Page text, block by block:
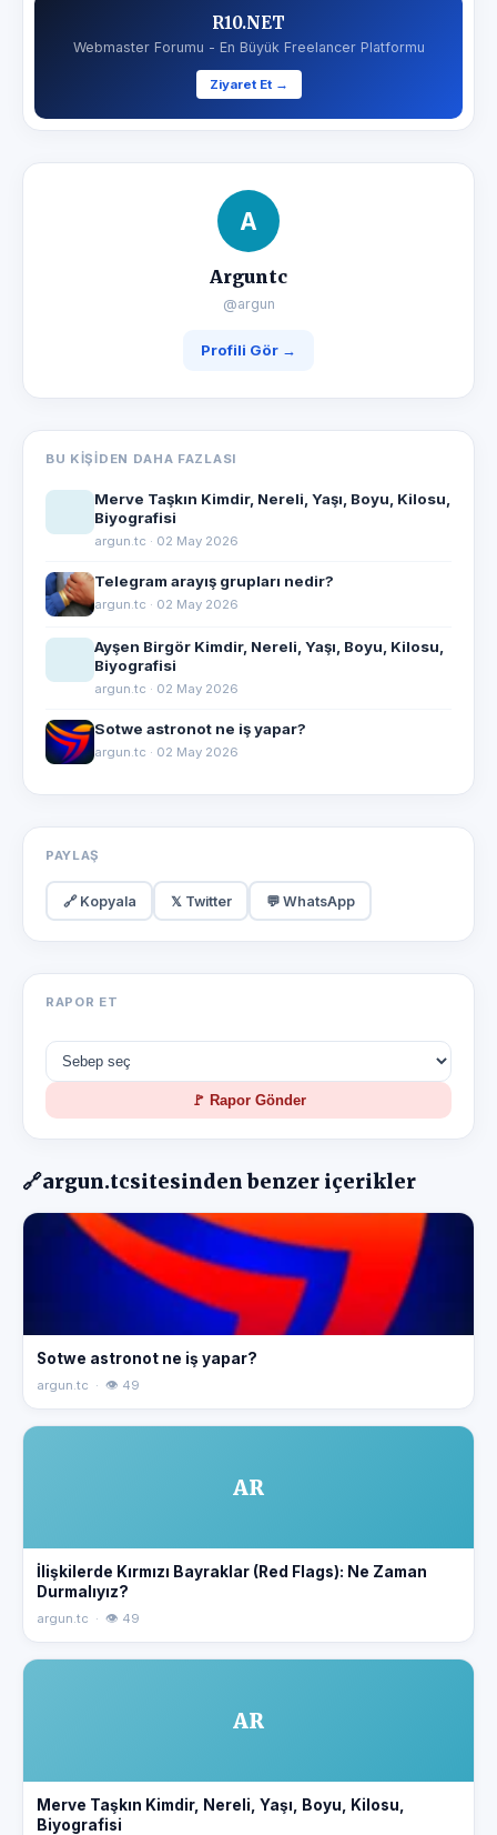
R10.NET
Webmaster Forumu - En Büyük Freelancer Platformu
Ziyaret Et →
A
Arguntc
@argun
Profili Gör →
BU KIŞIDEN DAHA FAZLASI
Merve Taşkın Kimdir, Nereli, Yaşı, Boyu, Kilosu,
Biyografisi
argun.tc · 02 May 2026
Telegram arayış grupları nedir?
argun.tc · 02 May 2026
Ayşen Birgör Kimdir, Nereli, Yaşı, Boyu, Kilosu,
Biyografisi
argun.tc · 02 May 2026
Sotwe astronot ne iş yapar?
argun.tc · 02 May 2026
PAYLAŞ
🔗 Kopyala 𝕏 Twitter 💬 WhatsApp
RAPOR ET
🚩 Rapor Gönder
🔗argun.tcsitesinden benzer içerikler
Sotwe astronot ne iş yapar?
argun.tc · 👁 49
AR
İlişkilerde Kırmızı Bayraklar (Red Flags): Ne Zaman
Durmalıyız?
argun.tc · 👁 49
AR
Merve Taşkın Kimdir, Nereli, Yaşı, Boyu, Kilosu,
Biyografisi